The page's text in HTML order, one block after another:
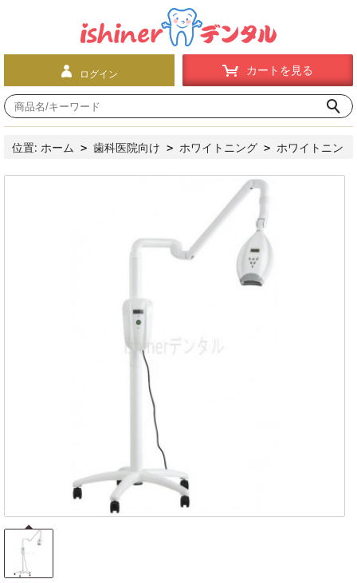
ログイン カートを見る
位置: ホーム > 歯科医院向け > ホワイトニング > ホワイトニン